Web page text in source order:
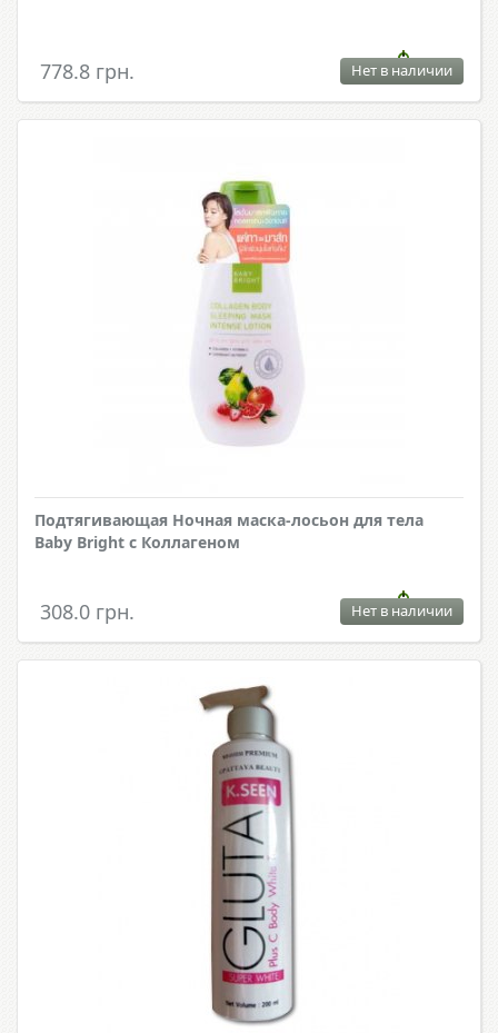
778.8 грн. Нет в наличии
Подтягивающая Ночная маска-лосьон для тела
Baby Bright с Коллагеном
308.0 грн. Нет в наличии